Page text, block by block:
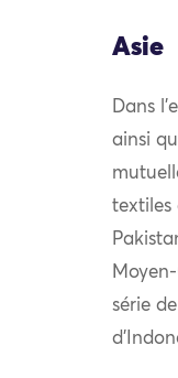
Asie
Dans
ainsi
textiles
série